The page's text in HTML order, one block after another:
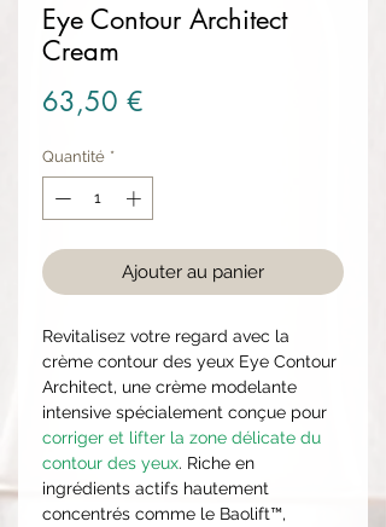
Eye Contour Architect
Cream
63,50 €
Quantité *
Ajouter au panier
Revitalisez votre regard avec la
crème contour des yeux Eye Contour
Architect, une crème modelante
intensive spécialement conçue pour
corriger et lifter la zone délicate du
contour des yeux. Riche en
ingrédients actifs hautement
concentrés comme le Baolift™,